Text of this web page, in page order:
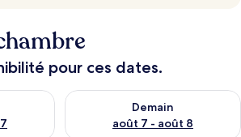
pour ces dates.
pour ce soir août 6 - août 7
Demain
août 7 - août 8
Vérifier la disponibilité pour